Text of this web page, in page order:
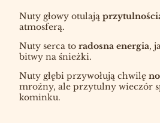
Nuty głowy otulają
atmosferą.
Nuty serca to radosna energia,
bitwy na śnieżki.
Nuty głębi przywołują chwilę
mroźny, ale przytulny wieczór
kominku.